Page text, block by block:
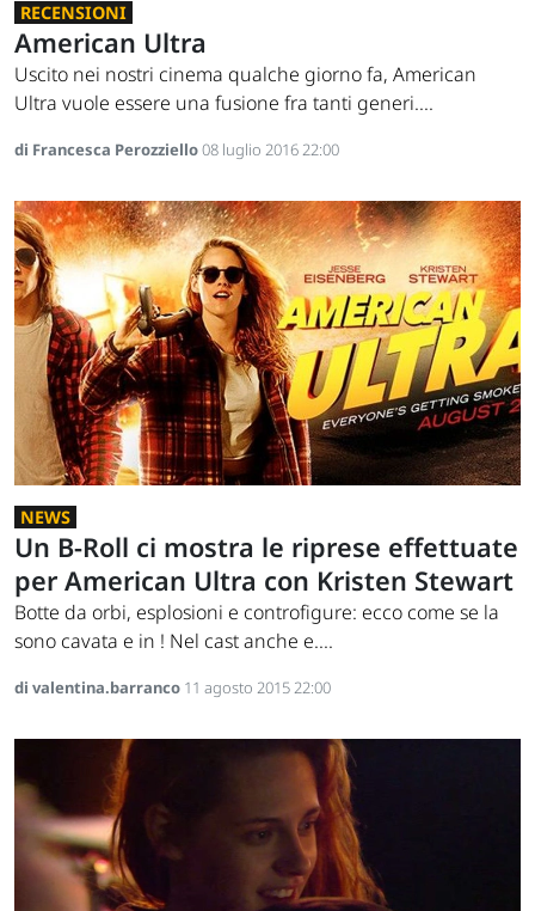
RECENSIONI
American Ultra
Uscito nei nostri cinema qualche giorno fa, American
Ultra vuole essere una fusione fra tanti generi....
di Francesca Perozziello08 luglio 2016 22:00
NEWS
Un B-Roll ci mostra le riprese effettuate
per American Ultra con Kristen Stewart
Botte da orbi, esplosioni e controfigure: ecco come se la
sono cavata e in ! Nel cast anche e....
di valentina.barranco 11 agosto 2015 22:00